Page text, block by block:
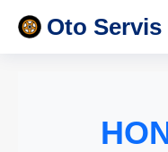
Oto Servis